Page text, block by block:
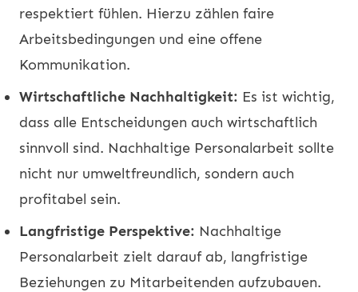
respektiert fühlen. Hierzu zählen faire
Arbeitsbedingungen und eine offene
Kommunikation.
Wirtschaftliche Nachhaltigkeit: Es ist wichtig,
dass alle Entscheidungen auch wirtschaftlich
sinnvoll sind. Nachhaltige Personalarbeit sollte
nicht nur umweltfreundlich, sondern auch
profitabel sein.
Langfristige Perspektive: Nachhaltige
Personalarbeit zielt darauf ab, langfristige
Beziehungen zu Mitarbeitenden aufzubauen.